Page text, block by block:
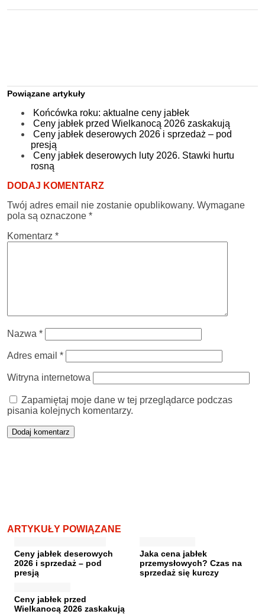
Powiązane artykuły
Końcówka roku: aktualne ceny jabłek
Ceny jabłek przed Wielkanocą 2026 zaskakują
Ceny jabłek deserowych 2026 i sprzedaż – pod
presją
Ceny jabłek deserowych luty 2026. Stawki hurtu
rosną
DODAJ KOMENTARZ
Twój adres email nie zostanie opublikowany. Wymagane
pola są oznaczone *
Komentarz *
Nazwa *
Adres email *
Witryna internetowa
Zapamiętaj moje dane w tej przeglądarce podczas
pisania kolejnych komentarzy.
ARTYKUŁY POWIĄZANE
Ceny jabłek deserowych
2026 i sprzedaż – pod
presją
Jaka cena jabłek
przemysłowych? Czas na
sprzedaż się kurczy
Ceny jabłek przed
Wielkanocą 2026 zaskakują